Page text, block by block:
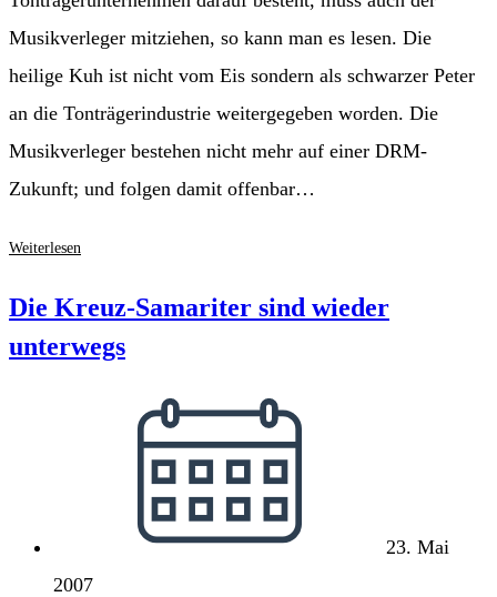
Musikverleger mitziehen, so kann man es lesen. Die
heilige Kuh ist nicht vom Eis sondern als schwarzer Peter
an die Tonträgerindustrie weitergegeben worden. Die
Musikverleger bestehen nicht mehr auf einer DRM-
Zukunft; und folgen damit offenbar…
Weiterlesen
Ein
„Vielleicht“
Die Kreuz-Samariter sind wieder
unterwegs
veröffentlicht:
23. Mai
2007